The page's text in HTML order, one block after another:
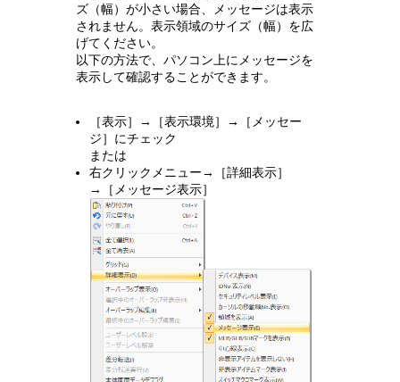
ズ（幅）が小さい場合、メッセージは表示
されません。表示領域のサイズ（幅）を広
げてください。
以下の方法で、パソコン上にメッセージを
表示して確認することができます。
［表示］→［表示環境］→［メッセー
ジ］にチェック
または
右クリックメニュー→［詳細表示］
→［メッセージ表示］